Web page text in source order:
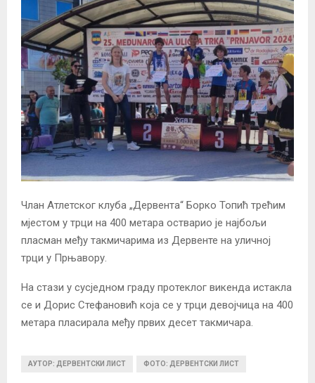
Члан Атлетског клуба „Дервента“ Борко Топић трећим
мјестом у трци на 400 метара остварио је најбољи
пласман међу такмичарима из Дервенте на уличној
трци у Прњавору.
На стази у сусједном граду протеклог викенда истакла
се и Дорис Стефановић која се у трци девојчица на 400
метара пласирала међу првих десет такмичара.
АУТОР: ДЕРВЕНТСКИ ЛИСТ ФОТО: ДЕРВЕНТСКИ ЛИСТ